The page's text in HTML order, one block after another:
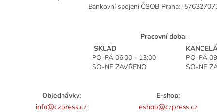
Bankovní spojení ČSOB Praha:
Pracovní doba:
SKLAD
PO-PÁ 06:00 - 13:00
PO-PÁ
SO-NE ZAVŘENO
SO-NE
Objednávky: E-shop:
info@czpress.cz
eshop@czpress.cz